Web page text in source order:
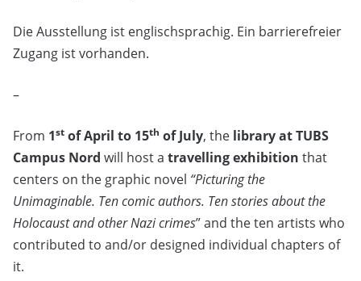
Die Ausstellung ist englischsprachig. Ein barrierefreier
Zugang ist vorhanden.
–
From 1st of April to 15th of July, the library at TUBS
Campus Nord will host a travelling exhibition that
centers on the graphic novel “Picturing the
Unimaginable. Ten comic authors. Ten stories about the
Holocaust and other Nazi crimes” and the ten artists who
contributed to and/or designed individual chapters of
it.